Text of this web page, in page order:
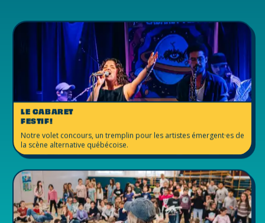
LE CABARET
FESTIF!
Notre volet concours, un tremplin pour les artistes émergent·es de
la scène alternative québécoise.